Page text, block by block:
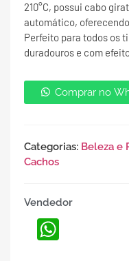
210°C, possui cabo
automático,
Perfeito para todos os
duradouros e com
Comprar no
Categorias: Beleza e
Cachos
Vendedor